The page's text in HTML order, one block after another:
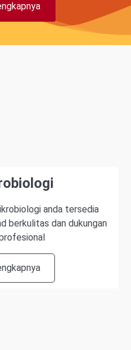
anda tersedia
berkulitas dan dukungan